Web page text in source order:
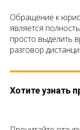
Обращение к
является
просто выделить
разговор
Хотите узнать